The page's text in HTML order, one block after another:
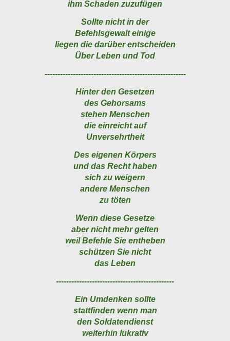
ihm Schaden zuzufügen
Sollte nicht in der
Befehlsgewalt einige
liegen die darüber entscheiden
Über Leben und Tod
-------------------------------------------------------
Hinter den Gesetzen
des Gehorsams
stehen Menschen
die einreicht auf
Unversehrtheit
Des eigenen Körpers
und das Recht haben
sich zu weigern
andere Menschen
zu töten
Wenn diese Gesetze
aber nicht mehr gelten
weil Befehle Sie entheben
schützen Sie nicht
das Leben
----------------------------------------------
Ein Umdenken sollte
stattfinden wenn man
den Soldatendienst
weiterhin lukrativ